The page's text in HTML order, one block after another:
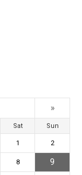
»
Sat Sun
1 2
8 9